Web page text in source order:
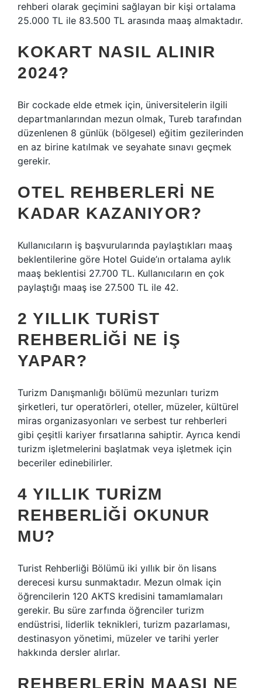
rehberi olarak geçimini sağlayan bir kişi ortalama
25.000 TL ile 83.500 TL arasında maaş almaktadır.
KOKART NASIL ALINIR
2024?
Bir cockade elde etmek için, üniversitelerin ilgili
departmanlarından mezun olmak, Tureb tarafından
düzenlenen 8 günlük (bölgesel) eğitim gezilerinden
en az birine katılmak ve seyahate sınavı geçmek
gerekir.
OTEL REHBERLERI NE
KADAR KAZANIYOR?
Kullanıcıların iş başvurularında paylaştıkları maaş
beklentilerine göre Hotel Guide’ın ortalama aylık
maaş beklentisi 27.700 TL. Kullanıcıların en çok
paylaştığı maaş ise 27.500 TL ile 42.
2 YILLIK TURIST
REHBERLIĞI NE IŞ
YAPAR?
Turizm Danışmanlığı bölümü mezunları turizm
şirketleri, tur operatörleri, oteller, müzeler, kültürel
miras organizasyonları ve serbest tur rehberleri
gibi çeşitli kariyer fırsatlarına sahiptir. Ayrıca kendi
turizm işletmelerini başlatmak veya işletmek için
beceriler edinebilirler.
4 YILLIK TURIZM
REHBERLIĞI OKUNUR
MU?
Turist Rehberliği Bölümü iki yıllık bir ön lisans
derecesi kursu sunmaktadır. Mezun olmak için
öğrencilerin 120 AKTS kredisini tamamlamaları
gerekir. Bu süre zarfında öğrenciler turizm
endüstrisi, liderlik teknikleri, turizm pazarlaması,
destinasyon yönetimi, müzeler ve tarihi yerler
hakkında dersler alırlar.
REHBERLERIN MAAŞI NE